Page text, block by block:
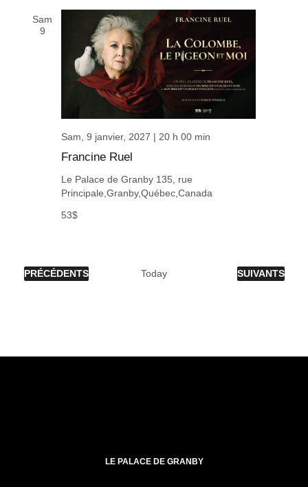
Sam
9
Francine Ruel
Sam, 9 janvier, 2027 | 20 h 00 min
Le Palace de Granby 135, rue
Principale,Granby,Québec,Canada
53$
ÉVÈNEMENTS
PRÉCÉDENTS Today ÉVÈNEMENTS
SUIVANTS
LE PALACE DE GRANBY